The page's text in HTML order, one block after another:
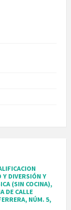
Y DIVERSIÓN Y
(SIN COCINA),
DE CALLE
NÚM. 5,